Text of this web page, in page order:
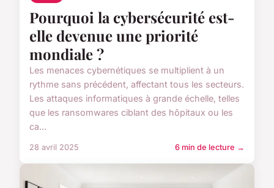
Pourquoi la cybersécurité est-
elle devenue une priorité
mondiale ?
Les menaces cybernétiques se multiplient à un
rythme sans précédent, affectant tous les secteurs.
Les attaques informatiques à grande échelle, telles
que les ransomwares ciblant des hôpitaux ou les
ca...
28 avril 2025 6 min de lecture →